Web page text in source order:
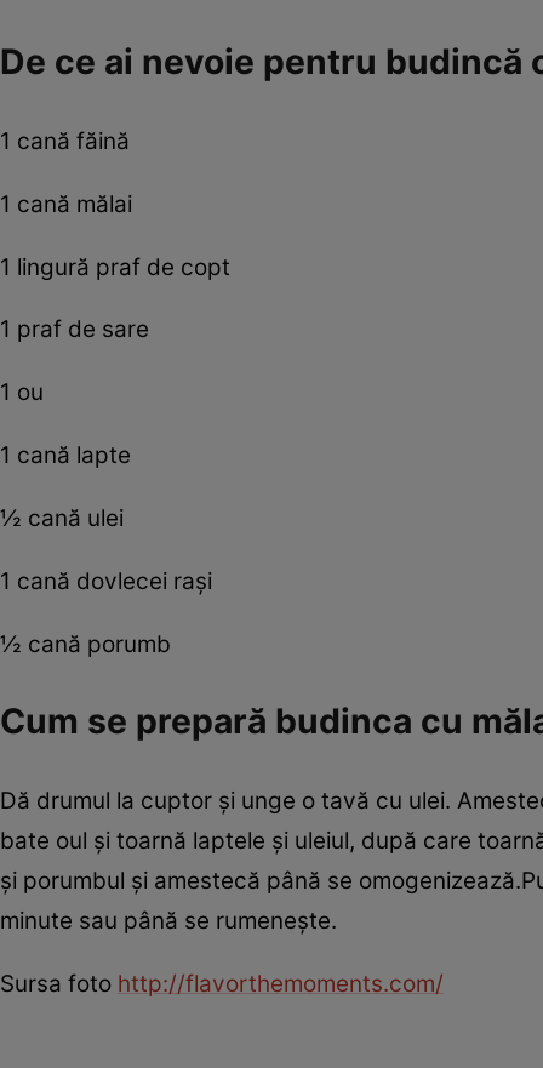
De ce ai nevoie pentru budincă
1 cană făină
1 cană mălai
1 lingură praf de copt
1 praf de sare
1 ou
1 cană lapte
½ cană ulei
1 cană dovlecei raşi
½ cană porumb
Cum se prepară budinca cu
Dă drumul la cuptor şi unge o tavă cu ulei.
bate oul şi toarnă laptele şi uleiul, după care
şi porumbul şi amestecă până se
minute sau până se rumeneşte.
Sursa foto http://flavorthemoments.com/